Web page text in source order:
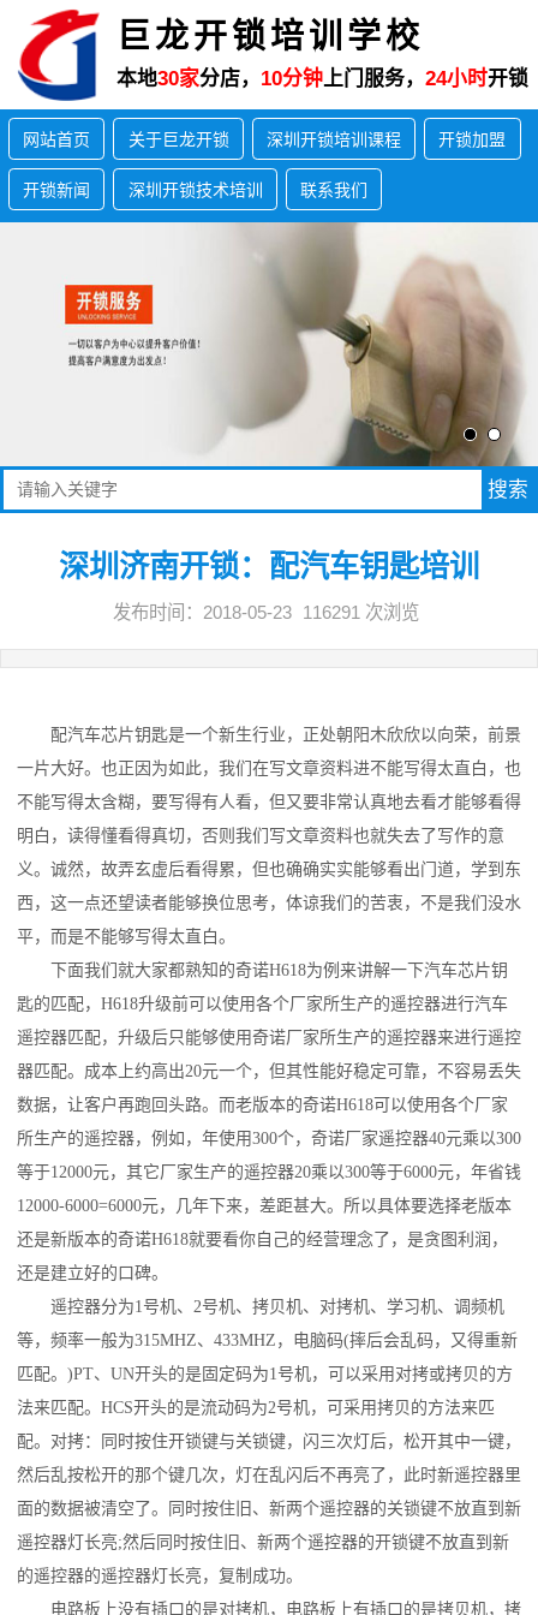
巨龙开锁培训学校
本地30家分店， 10分钟上门服务， 24小时开锁
网站首页 关于巨龙开锁 深圳开锁培训课程 开锁加盟
开锁新闻 深圳开锁技术培训 联系我们
深圳济南开锁：配汽车钥匙培训
发布时间：2018-05-23 116291 次浏览
配汽车芯片钥匙是一个新生行业，正处朝阳木欣欣以向荣，前景
一片大好。也正因为如此，我们在写文章资料进不能写得太直白，也
不能写得太含糊，要写得有人看，但又要非常认真地去看才能够看得
明白，读得懂看得真切，否则我们写文章资料也就失去了写作的意
义。诚然，故弄玄虚后看得累，但也确确实实能够看出门道，学到东
西，这一点还望读者能够换位思考，体谅我们的苦衷，不是我们没水
平，而是不能够写得太直白。
下面我们就大家都熟知的奇诺H618为例来讲解一下汽车芯片钥
匙的匹配，H618升级前可以使用各个厂家所生产的遥控器进行汽车
遥控器匹配，升级后只能够使用奇诺厂家所生产的遥控器来进行遥控
器匹配。成本上约高出20元一个，但其性能好稳定可靠，不容易丢失
数据，让客户再跑回头路。而老版本的奇诺H618可以使用各个厂家
所生产的遥控器，例如，年使用300个，奇诺厂家遥控器40元乘以300
等于12000元，其它厂家生产的遥控器20乘以300等于6000元，年省钱
12000-6000=6000元，几年下来，差距甚大。所以具体要选择老版本
还是新版本的奇诺H618就要看你自己的经营理念了，是贪图利润，
还是建立好的口碑。
遥控器分为1号机、2号机、拷贝机、对拷机、学习机、调频机
等，频率一般为315MHZ、433MHZ，电脑码(摔后会乱码，又得重新
匹配。)PT、UN开头的是固定码为1号机，可以采用对拷或拷贝的方
法来匹配。HCS开头的是流动码为2号机，可采用拷贝的方法来匹
配。对拷：同时按住开锁键与关锁键，闪三次灯后，松开其中一键，
然后乱按松开的那个键几次，灯在乱闪后不再亮了，此时新遥控器里
面的数据被清空了。同时按住旧、新两个遥控器的关锁键不放直到新
遥控器灯长亮;然后同时按住旧、新两个遥控器的开锁键不放直到新
的遥控器的遥控器灯长亮，复制成功。
电路板上没有插口的是对拷机，电路板上有插口的是拷贝机，拷